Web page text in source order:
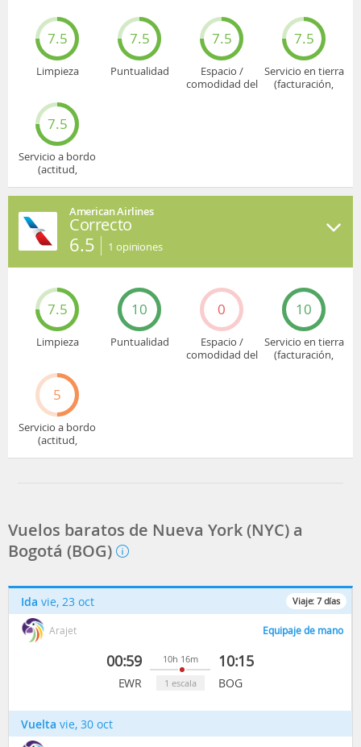
7.5
Limpieza
7.5
Puntualidad
7.5
Espacio /
comodidad del
7.5
Servicio en tierra
(facturación,
7.5
Servicio a bordo
(actitud,
American Airlines
Correcto
6.5 1 opiniones
7.5
Limpieza
10
Puntualidad
0
Espacio /
comodidad del
10
Servicio en tierra
(facturación,
5
Servicio a bordo
(actitud,
Vuelos baratos de Nueva York (NYC) a
Bogotá (BOG)
Viaje: 7 días
Ida vie, 23 oct
Arajet Equipaje de mano
00:59
EWR
10h 16m
1 escala
10:15
BOG
Vuelta vie, 30 oct